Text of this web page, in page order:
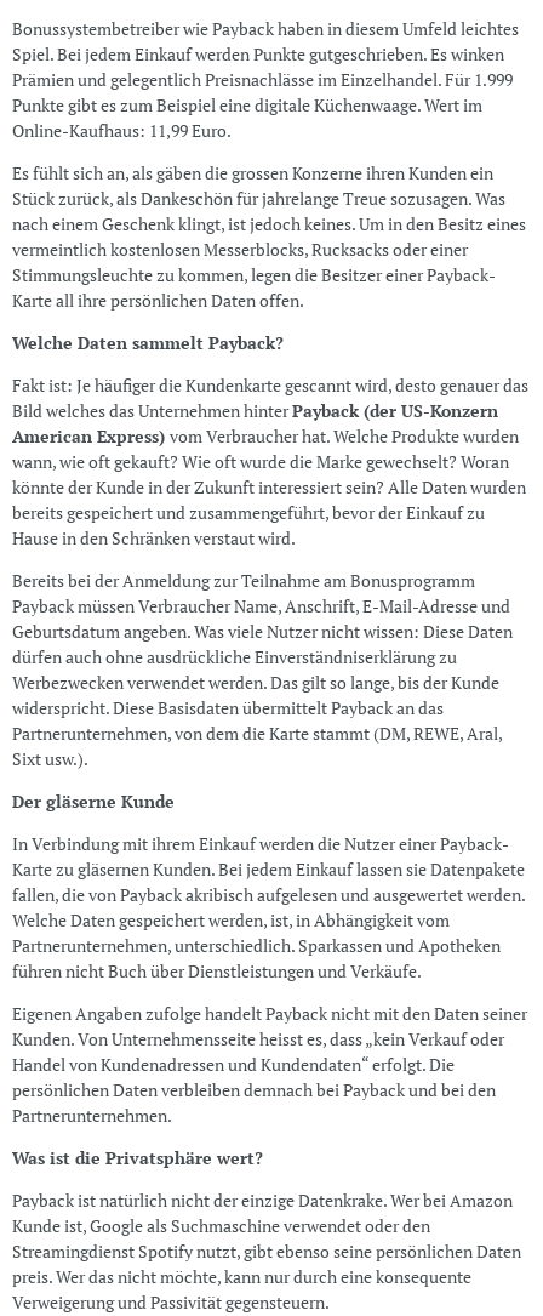
Bonussystembetreiber wie Payback haben in diesem Umfeld leichtes
Spiel. Bei jedem Einkauf werden Punkte gutgeschrieben. Es winken
Prämien und gelegentlich Preisnachlässe im Einzelhandel. Für 1.999
Punkte gibt es zum Beispiel eine digitale Küchenwaage. Wert im
Online-Kaufhaus: 11,99 Euro.
Es fühlt sich an, als gäben die grossen Konzerne ihren Kunden ein
Stück zurück, als Dankeschön für jahrelange Treue sozusagen. Was
nach einem Geschenk klingt, ist jedoch keines. Um in den Besitz eines
vermeintlich kostenlosen Messerblocks, Rucksacks oder einer
Stimmungsleuchte zu kommen, legen die Besitzer einer Payback-
Karte all ihre persönlichen Daten offen.
Welche Daten sammelt Payback?
Fakt ist: Je häufiger die Kundenkarte gescannt wird, desto genauer das
Bild welches das Unternehmen hinterPayback (der US-Konzern
American Express) vom Verbraucher hat. Welche Produkte wurden
wann, wie oft gekauft? Wie oft wurde die Marke gewechselt? Woran
könnte der Kunde in der Zukunft interessiert sein? Alle Daten wurden
bereits gespeichert und zusammengeführt, bevor der Einkauf zu
Hause in den Schränken verstaut wird.
Bereits bei der Anmeldung zur Teilnahme am Bonusprogramm
Payback müssen Verbraucher Name, Anschrift, E-Mail-Adresse und
Geburtsdatum angeben. Was viele Nutzer nicht wissen: Diese Daten
dürfen auch ohne ausdrückliche Einverständniserklärung zu
Werbezwecken verwendet werden. Das gilt so lange, bis der Kunde
widerspricht. Diese Basisdaten übermittelt Payback an das
Partnerunternehmen, von dem die Karte stammt (DM, REWE, Aral,
Sixt usw.).
Der gläserne Kunde
In Verbindung mit ihrem Einkauf werden die Nutzer einer Payback-
Karte zu gläsernen Kunden. Bei jedem Einkauf lassen sie Datenpakete
fallen, die von Payback akribisch aufgelesen und ausgewertet werden.
Welche Daten gespeichert werden, ist, in Abhängigkeit vom
Partnerunternehmen, unterschiedlich. Sparkassen und Apotheken
führen nicht Buch über Dienstleistungen und Verkäufe.
Eigenen Angaben zufolge handelt Payback nicht mit den Daten seiner
Kunden. Von Unternehmensseite heisst es, dass „kein Verkauf oder
Handel von Kundenadressen und Kundendaten“ erfolgt. Die
persönlichen Daten verbleiben demnach bei Payback und bei den
Partnerunternehmen.
Was ist die Privatsphäre wert?
Payback ist natürlich nicht der einzige Datenkrake. Wer bei Amazon
Kunde ist, Google als Suchmaschine verwendet oder den
Streamingdienst Spotify nutzt, gibt ebenso seine persönlichen Daten
preis. Wer das nicht möchte, kann nur durch eine konsequente
Verweigerung und Passivität gegensteuern.